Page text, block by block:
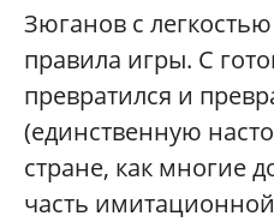
Зюганов с
правила игры. С
превратился и
(единственную
стране, как многие
часть